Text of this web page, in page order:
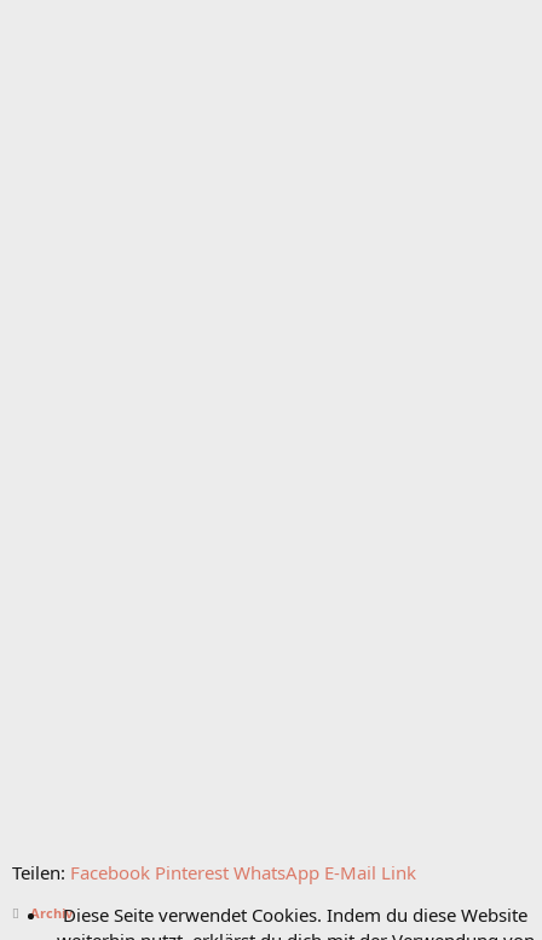
Teilen: Facebook Pinterest WhatsApp E-Mail Link
ArchivDiese Seite verwendet Cookies. Indem du diese Website